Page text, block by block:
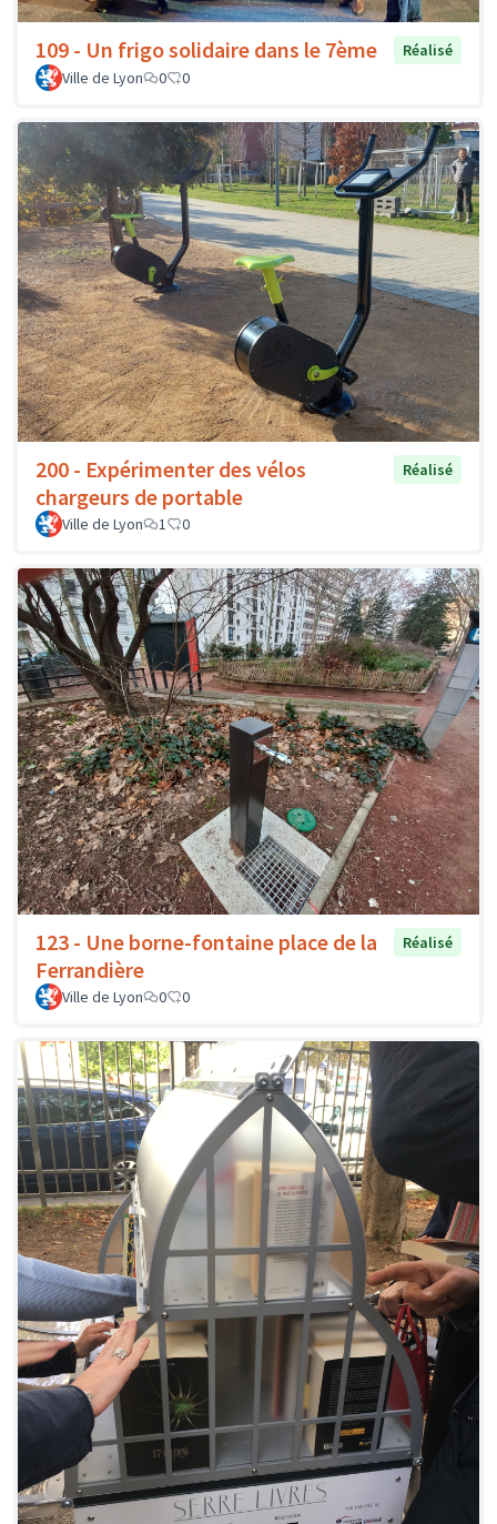
109 - Un frigo solidaire dans le 7ème
Réalisé
Ville de Lyon
0 0
200 - Expérimenter des vélos
chargeurs de portable
Réalisé
Ville de Lyon 1 0
123 - Une borne-fontaine place de la
Ferrandière
Réalisé
Ville de Lyon 0 0